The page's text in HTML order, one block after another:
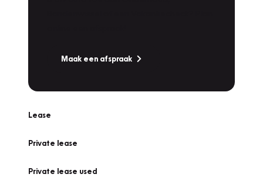
Maak een afspraak
Lease
Private lease
Private lease used